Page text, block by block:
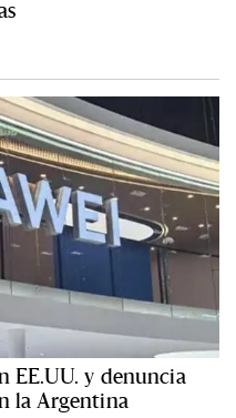
EE.UU. y denuncia
la Argentina